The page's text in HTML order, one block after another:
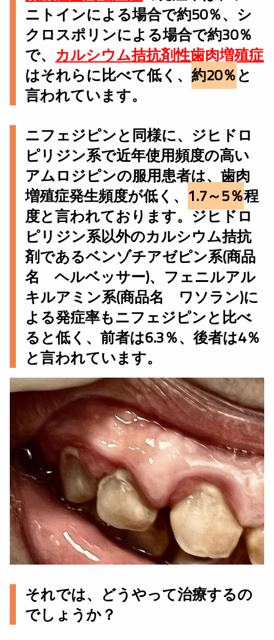
ニトインによる場合で約50％、シ
クロスポリンによる場合で約30％
で、カルシウム拮抗剤性歯肉増殖症
はそれらに比べて低く、約20％と
言われています。
ニフェジピンと同様に、ジヒドロ
ピリジン系で近年使用頻度の高い
アムロジピンの服用患者は、歯肉
増殖症発生頻度が低く、 1.7～5％程
度と言われております。ジヒドロ
ピリジン系以外のカルシウム拮抗
剤であるベンゾチアゼピン系(商品
名 ヘルベッサー)、フェニルアル
キルアミン系(商品名 ワソラン)に
よる発症率もニフェジピンと比べ
ると低く、前者は6.3％、後者は4％
と言われています。
それでは、どうやって治療するの
でしょうか？